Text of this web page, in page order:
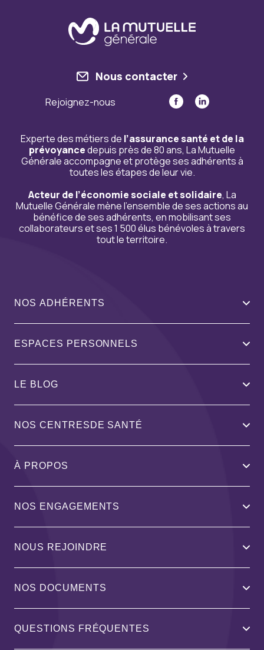
Nous contacter
Rejoignez-nous
Experte des métiers de l’assurance santé et de la
prévoyancedepuis près de 80 ans, La Mutuelle
Générale accompagne et protège ses adhérents à
toutes les étapes de leur vie.
Acteur de l’économie sociale et solidaire, La
Mutuelle Générale mène l’ensemble de ses actions au
bénéfice de ses adhérents, en mobilisant ses
collaborateurs et ses 1 500 élus bénévoles à travers
tout le territoire.
NOS ADHÉRENTS
ESPACES PERSONNELS
LE BLOG
NOS CENTRESDE SANTÉ
À PROPOS
NOS ENGAGEMENTS
NOUS REJOINDRE
NOS DOCUMENTS
QUESTIONS FRÉQUENTES